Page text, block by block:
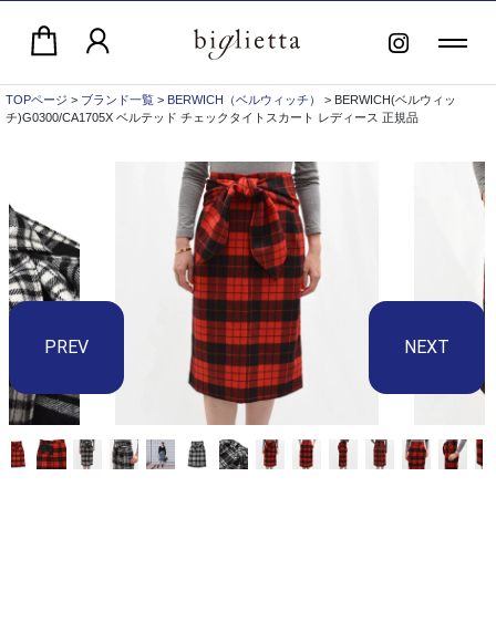
TOPページ > ブランド一覧 > BERWICH（ベルウィッチ）
> BERWICH(ベルウィッ
チ)G0300/CA1705X ベルテッド チェックタイトスカート レディース 正規品